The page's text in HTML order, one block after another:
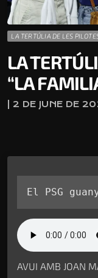
LA TERTÚLIA DE LES
LA
“LA
| 2 DE JUNE DE
El PSG
AVUI AMB JOAN